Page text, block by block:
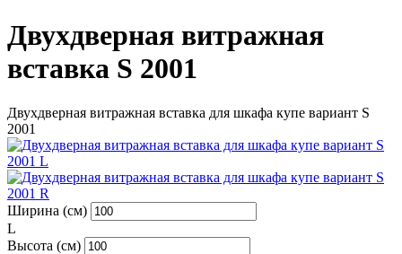
Двухдверная витражная
вставка S 2001
Двухдверная витражная вставка для шкафа купе вариант S
2001
Ширина (см)
L
Высота (см)